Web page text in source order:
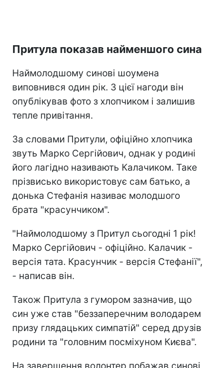
Притула показав найменшого сина
Наймолодшому синові шоумена
виповнився один рік. З цієї нагоди він
опублікував фото з хлопчиком і залишив
тепле привітання.
За словами Притули, офіційно хлопчика
звуть Марко Сергійович, однак у родині
його лагідно називають Калачиком. Таке
прізвисько використовує сам батько, а
донька Стефанія називає молодшого
брата "красунчиком".
"Наймолодшому з Притул сьогодні 1 рік!
Марко Сергійович - офіційно. Калачик -
версія тата. Красунчик - версія Стефанії",
- написав він.
Також Притула з гумором зазначив, що
син уже став "беззаперечним володарем
призу глядацьких симпатій" серед друзів
родини та "головним посміхуном Києва".